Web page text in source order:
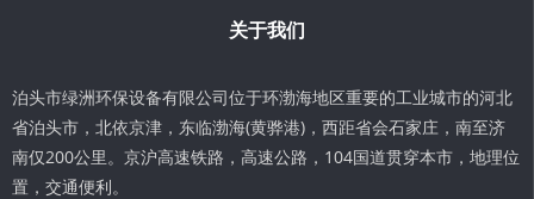
关于我们
泊头市绿洲环保设备有限公司位于环渤海地区重要的工业城市的河北
省泊头市，北依京津，东临渤海(黄骅港)，西距省会石家庄，南至济
南仅200公里。京沪高速铁路，高速公路，104国道贯穿本市，地理位
置，交通便利。